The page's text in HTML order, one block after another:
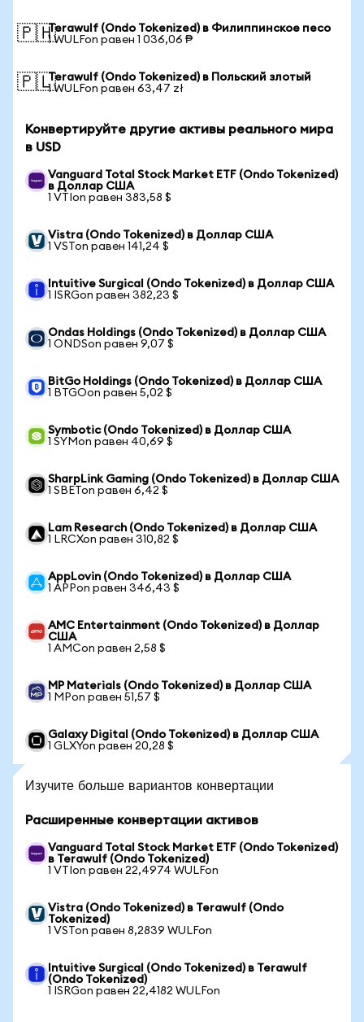
🇵🇭Terawulf (Ondo Tokenized) в Филиппинское песо
1 WULFon равен 1 036,06 ₱
🇵🇱Terawulf (Ondo Tokenized) в Польский злотый
1 WULFon равен 63,47 zł
Конвертируйте другие активы реального мира
в USD
Vanguard Total Stock Market ETF (Ondo Tokenized)
в Доллар США
1 VTIon равен 383,58 $
Vistra (Ondo Tokenized) в Доллар США
1 VSTon равен 141,24 $
Intuitive Surgical (Ondo Tokenized) в Доллар США
1 ISRGon равен 382,23 $
Ondas Holdings (Ondo Tokenized) в Доллар США
1 ONDSon равен 9,07 $
BitGo Holdings (Ondo Tokenized) в Доллар США
1 BTGOon равен 5,02 $
Symbotic (Ondo Tokenized) в Доллар США
1 SYMon равен 40,69 $
SharpLink Gaming (Ondo Tokenized) в Доллар США
1 SBETon равен 6,42 $
Lam Research (Ondo Tokenized) в Доллар США
1 LRCXon равен 310,82 $
AppLovin (Ondo Tokenized) в Доллар США
1 APPon равен 346,43 $
AMC Entertainment (Ondo Tokenized) в Доллар
США
1 AMCon равен 2,58 $
MP Materials (Ondo Tokenized) в Доллар США
1 MPon равен 51,57 $
Galaxy Digital (Ondo Tokenized) в Доллар США
1 GLXYon равен 20,28 $
Изучите больше вариантов конвертации
Расширенные конвертации активов
Vanguard Total Stock Market ETF (Ondo Tokenized)
в Terawulf (Ondo Tokenized)
1 VTIon равен 22,4974 WULFon
Vistra (Ondo Tokenized) в Terawulf (Ondo
Tokenized)
1 VSTon равен 8,2839 WULFon
Intuitive Surgical (Ondo Tokenized) в Terawulf
(Ondo Tokenized)
1 ISRGon равен 22,4182 WULFon